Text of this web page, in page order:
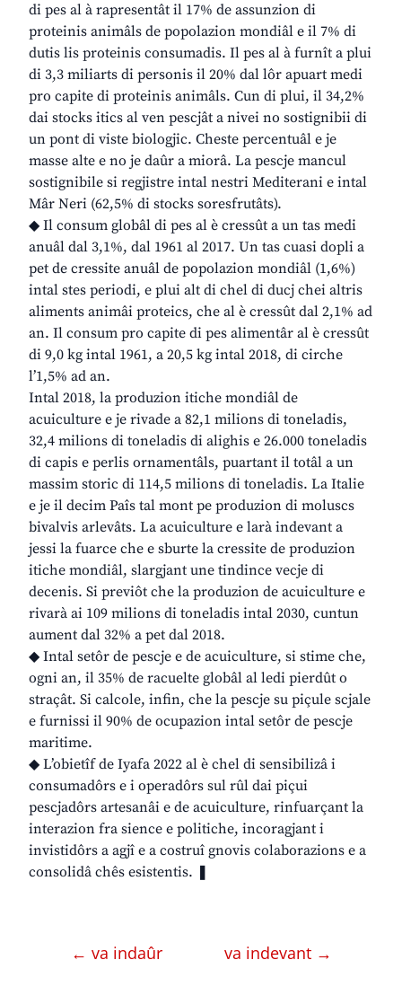
di pes al à rapresentât il 17% de assunzion di
proteinis animâls de popolazion mondiâl e il 7% di
dutis lis proteinis consumadis. Il pes al à furnît a plui
di 3,3 miliarts di personis il 20% dal lôr apuart medi
pro capite di proteinis animâls. Cun di plui, il 34,2%
dai stocks itics al ven pescjât a nivei no sostignibii di
un pont di viste biologjic. Cheste percentuâl e je
masse alte e no je daûr a miorâ. La pescje mancul
sostignibile si regjistre intal nestri Mediterani e intal
Mâr Neri (62,5% di stocks soresfrutâts).
◆ Il consum globâl di pes al è cressût a un tas medi
anuâl dal 3,1%, dal 1961 al 2017. Un tas cuasi dopli a
pet de cressite anuâl de popolazion mondiâl (1,6%)
intal stes periodi, e plui alt di chel di ducj chei altris
aliments animâi proteics, che al è cressût dal 2,1% ad
an. Il consum pro capite di pes alimentâr al è cressût
di 9,0 kg intal 1961, a 20,5 kg intal 2018, di cirche
l’1,5% ad an.
Intal 2018, la produzion itiche mondiâl de
acuiculture e je rivade a 82,1 milions di toneladis,
32,4 milions di toneladis di alighis e 26.000 toneladis
di capis e perlis ornamentâls, puartant il totâl a un
massim storic di 114,5 milions di toneladis. La Italie
e je il decim Paîs tal mont pe produzion di moluscs
bivalvis arlevâts. La acuiculture e larà indevant a
jessi la fuarce che e sburte la cressite de produzion
itiche mondiâl, slargjant une tindince vecje di
decenis. Si previôt che la produzion de acuiculture e
rivarà ai 109 milions di toneladis intal 2030, cuntun
aument dal 32% a pet dal 2018.
◆ Intal setôr de pescje e de acuiculture, si stime che,
ogni an, il 35% de racuelte globâl al ledi pierdût o
straçât. Si calcole, infin, che la pescje su piçule scjale
e furnissi il 90% de ocupazion intal setôr de pescje
maritime.
◆ L’obietîf de Iyafa 2022 al è chel di sensibilizâ i
consumadôrs e i operadôrs sul rûl dai piçui
pescjadôrs artesanâi e de acuiculture, rinfuarçant la
interazion fra sience e politiche, incoragjant i
invistidôrs a agjî e a costruî gnovis colaborazions e a
consolidâ chês esistentis. ❚
← va indaûr va indevant →